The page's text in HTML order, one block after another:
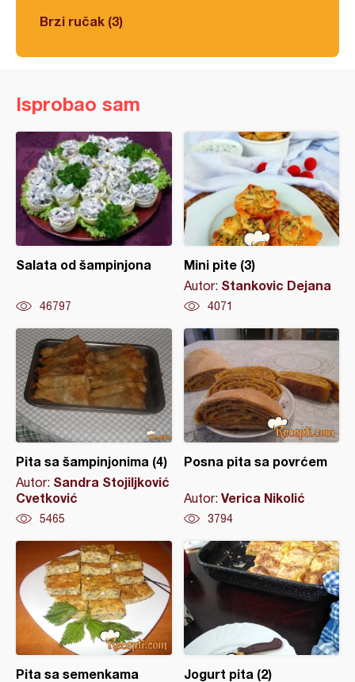
Brzi ručak (3)
Isprobao sam
Salata od šampinjona
46797
Mini pite (3)
Autor: Stankovic Dejana
4071
Pita sa šampinjonima (4)
Autor: Sandra Stojiljković
Cvetković
5465
Posna pita sa povrćem
Autor: Verica Nikolić
3794
Pita sa semenkama Jogurt pita (2)